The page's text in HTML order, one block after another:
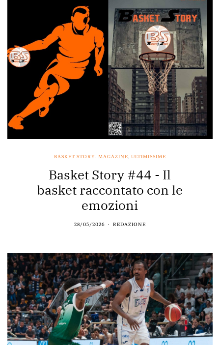
BASKET STORY, MAGAZINE, ULTIMISSIME
Basket Story #44 - Il
basket raccontato con le
emozioni
28/05/2026 REDAZIONE